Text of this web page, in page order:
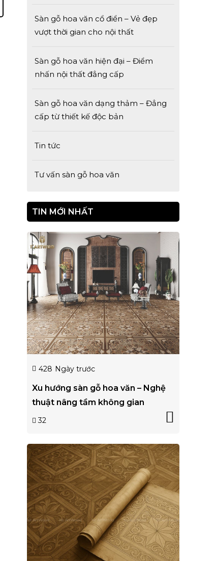
Sàn gỗ hoa văn cổ điển – Vẻ đẹp
vượt thời gian cho nội thất
Sàn gỗ hoa văn hiện đại – Điểm
nhấn nội thất đẳng cấp
Sàn gỗ hoa văn dạng thảm – Đẳng
cấp từ thiết kế độc bản
Tin tức
Tư vấn sàn gỗ hoa văn
TIN MỚI NHẤT
428 Ngày trước
Xu hướng sàn gỗ hoa văn – Nghệ
thuật nâng tầm không gian
32